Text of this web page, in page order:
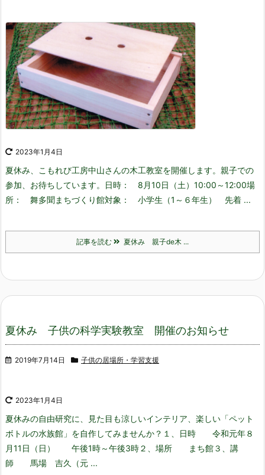
2023年1月4日
夏休み、こもれび工房中山さんの木工教室を開催します。 親子での
参加、お待ちしています。
日時： 8月10日（土）10:00～12:00場
所： 舞多聞まちづくり館対象： 小学生（1～６年生） 先着 ...
記事を読む 夏休み 親子de木 ...
夏休み 子供の科学実験教室 開催のお知らせ
2019年7月14日 子供の居場所・学習支援
2023年1月4日
夏休みの自由研究に、見た目も涼しいインテリア、楽しい「ペット
ボトルの水族館」を自作してみませんか？ １、日時 令和元年８
月11日（日） 午後1時～午後3時２、場所 まち館３、講
師 馬場 吉久（元 ...